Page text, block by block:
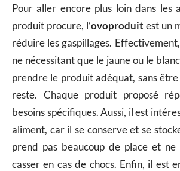
Pour aller encore plus loin dans les
produit procure, l’ovoproduit est un
réduire les gaspillages.
ne nécessitant que le jaune ou le
prendre le produit adéquat, sans
reste. Chaque produit proposé
besoins spécifiques. Aussi, il est
aliment, car il se conserve et se
prend pas beaucoup de place et
casser en cas de chocs. Enfin, il est